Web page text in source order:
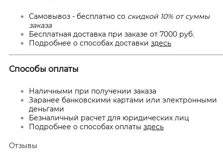
Самовывоз - бесплатно со скидкой 10% от суммы
заказа
Бесплатная доставка при заказе от 7000 руб.
Подробнее о способах доставки здесь
Способы оплаты
Наличными при получении заказа
Заранее банковскими картами или электронными
деньгами
Безналичный расчет для юридических лиц
Подробнее о способах оплаты здесь
Отзывы